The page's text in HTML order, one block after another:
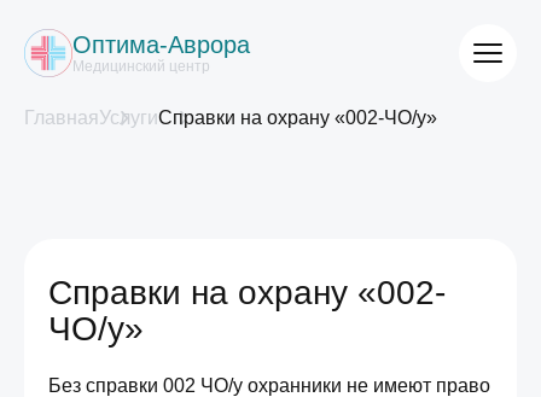
Оптима-Аврора
Медицинский центр
ГлавнаяУслугиСправки на охрану «002-ЧО/у»
Справки на охрану «002-
ЧО/у»
Без справки 002 ЧО/у охранники не имеют право